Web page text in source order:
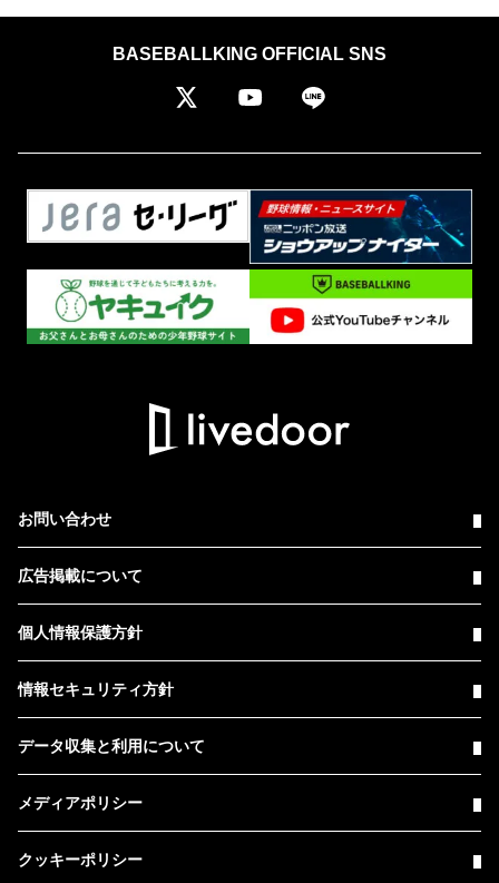
BASEBALLKING OFFICIAL SNS
お問い合わせ
広告掲載について
個人情報保護方針
情報セキュリティ方針
データ収集と利用について
メディアポリシー
クッキーポリシー